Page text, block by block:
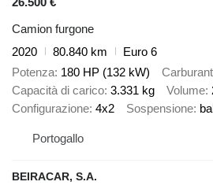
Camion furgone
2020
80.840 km
Euro 6
Potenza 180 HP (132 kW)
Capacità di carico 3.331 kg Volume
Configurazione 4x2 Sospensione
Portogallo
BEIRACAR, S.A.